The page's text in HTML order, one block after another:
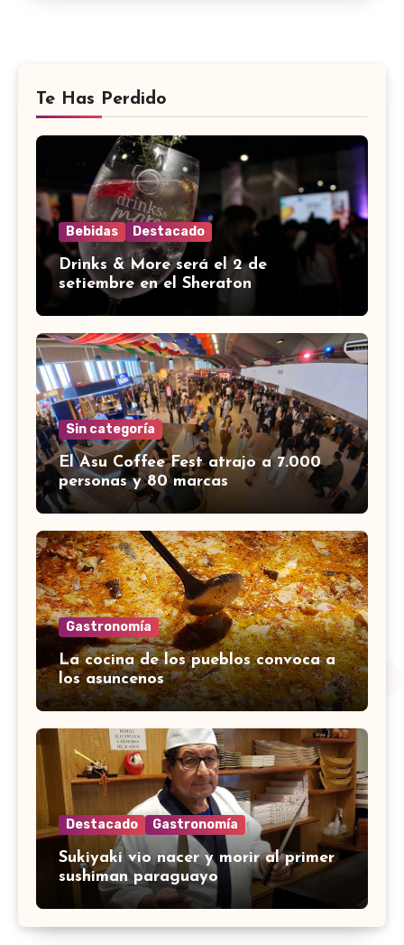
Te Has Perdido
Bebidas Destacado
Drinks & More será el 2 de
setiembre en el Sheraton
Sin categoría
El Asu Coffee Fest atrajo a 7.000
personas y 80 marcas
Gastronomía
La cocina de los pueblos convoca a
los asuncenos
Destacado Gastronomía
Sukiyaki vio nacer y morir al primer
sushiman paraguayo